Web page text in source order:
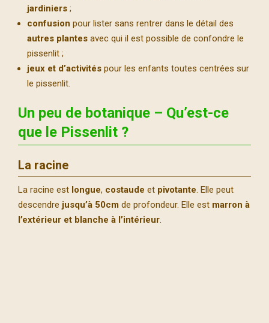
jardiniers ;
confusion pour lister sans rentrer dans le détail des
autres plantes avec qui il est possible de confondre le
pissenlit ;
jeux et d’activités pour les enfants toutes centrées sur
le pissenlit.
Un peu de botanique – Qu’est-ce
que le Pissenlit ?
La racine
La racine est longue, costaude et pivotante. Elle peut
descendre jusqu’à 50cm de profondeur. Elle est marron à
l’extérieur et blanche à l’intérieur.